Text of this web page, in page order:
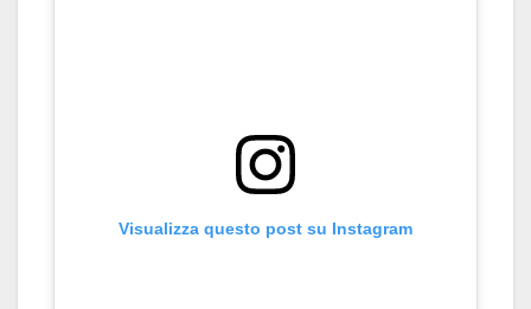
Visualizza questo post su Instagram